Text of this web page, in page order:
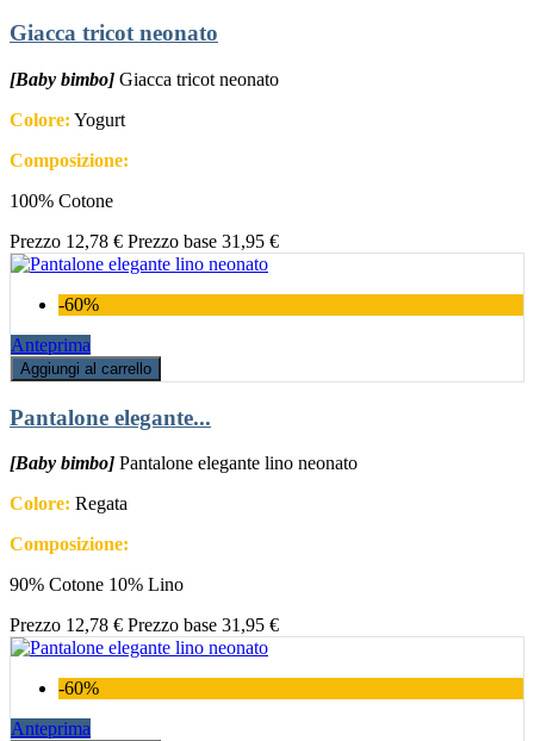
Giacca tricot neonato
[Baby bimbo] Giacca tricot neonato
Colore: Yogurt
Composizione:
100% Cotone
Prezzo 12,78 € Prezzo base 31,95 €
-60%
Anteprima
Aggiungi al carrello
Pantalone elegante...
[Baby bimbo] Pantalone elegante lino neonato
Colore: Regata
Composizione:
90% Cotone 10% Lino
Prezzo 12,78 € Prezzo base 31,95 €
-60%
Anteprima